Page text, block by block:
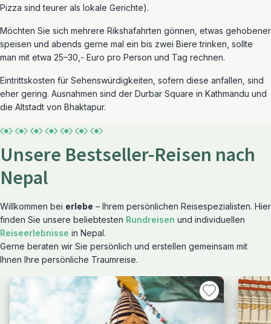
Pizza sind teurer als lokale Gerichte).
Möchten Sie sich mehrere Rikshafahrten gönnen, etwas gehobener
speisen und abends gerne mal ein bis zwei Biere trinken, sollte
man mit etwa 25–30,- Euro pro Person und Tag rechnen.
Eintrittskosten für Sehenswürdigkeiten, sofern diese anfallen, sind
eher gering. Ausnahmen sind der Durbar Square in Kathmandu und
die Altstadt von Bhaktapur.
Unsere Bestseller-Reisen nach
Nepal
Willkommen bei erlebe – Ihrem persönlichen Reisespezialisten. Hier
finden Sie unsere beliebtesten Rundreisen und individuellen
Reiseerlebnisse in Nepal.
Gerne beraten wir Sie persönlich und erstellen gemeinsam mit
Ihnen Ihre persönliche Traumreise.